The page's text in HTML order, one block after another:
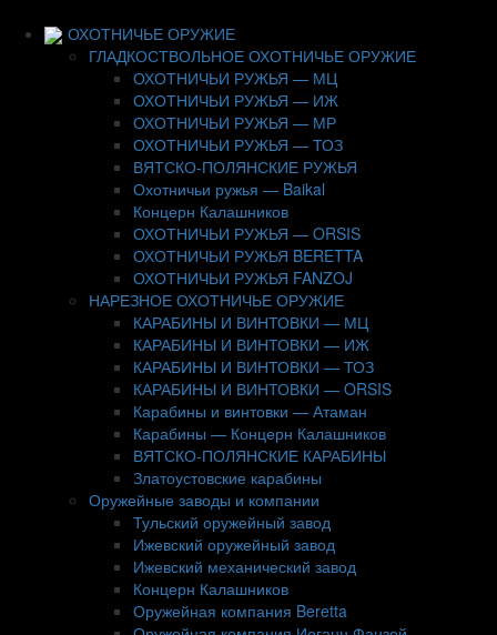
ОХОТНИЧЬЕ ОРУЖИЕ
ГЛАДКОСТВОЛЬНОЕ ОХОТНИЧЬЕ ОРУЖИЕ
ОХОТНИЧЬИ РУЖЬЯ — МЦ
ОХОТНИЧЬИ РУЖЬЯ — ИЖ
ОХОТНИЧЬИ РУЖЬЯ — МР
ОХОТНИЧЬИ РУЖЬЯ — ТОЗ
ВЯТСКО-ПОЛЯНСКИЕ РУЖЬЯ
Охотничьи ружья — Baikal
Концерн Калашников
ОХОТНИЧЬИ РУЖЬЯ — ORSIS
ОХОТНИЧЬИ РУЖЬЯ BERETTA
ОХОТНИЧЬИ РУЖЬЯ FANZOJ
НАРЕЗНОЕ ОХОТНИЧЬЕ ОРУЖИЕ
КАРАБИНЫ И ВИНТОВКИ — МЦ
КАРАБИНЫ И ВИНТОВКИ — ИЖ
КАРАБИНЫ И ВИНТОВКИ — ТОЗ
КАРАБИНЫ И ВИНТОВКИ — ORSIS
Карабины и винтовки — Атаман
Карабины — Концерн Калашников
ВЯТСКО-ПОЛЯНСКИЕ КАРАБИНЫ
Златоустовские карабины
Оружейные заводы и компании
Тульский оружейный завод
Ижевский оружейный завод
Ижевский механический завод
Концерн Калашников
Оружейная компания Beretta